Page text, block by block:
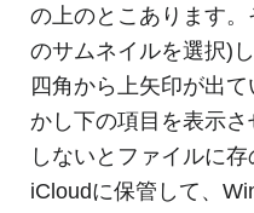
の上のとこあります
のサムネイルを選択)
四角から上矢印が出
かし下の項目を表示
しないとファイルに
iCloudに保管して、